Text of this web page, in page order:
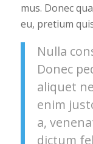
mus. Donec
eu, pretium
Nulla
Donec
aliquet
enim
a,
dictum